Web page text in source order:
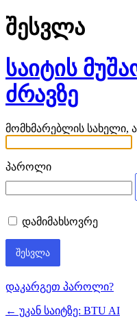
შესვლა
საიტის
ძრავზე
მომხმარებლის სახელი,
პაროლი
დამიმახსოვრე
დაკარგეთ პაროლი?
← უკან საიტზე: BTU AI